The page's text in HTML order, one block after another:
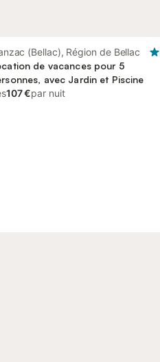
(Bellac), Région de Bellac
de vacances pour 5
avec Jardin et Piscine
107 €par nuit